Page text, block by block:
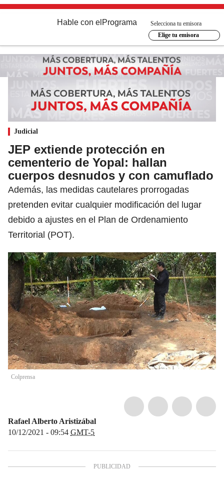
Hable con el Programa
Selecciona tu emisora
Elige tu emisora
Judicial
JEP extiende protección en
cementerio de Yopal: hallan
cuerpos desnudos y con camuflado
Además, las medidas cautelares prorrogadas
pretenden evitar cualquier modificación del lugar
debido a ajustes en el Plan de Ordenamiento
Territorial (POT).
Colprensa
Rafael Alberto Aristizábal
10/12/2021 - 09:54 GMT-5